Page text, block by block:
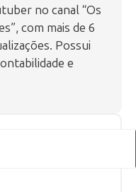
no canal “Os
com mais de 6
Possui
e